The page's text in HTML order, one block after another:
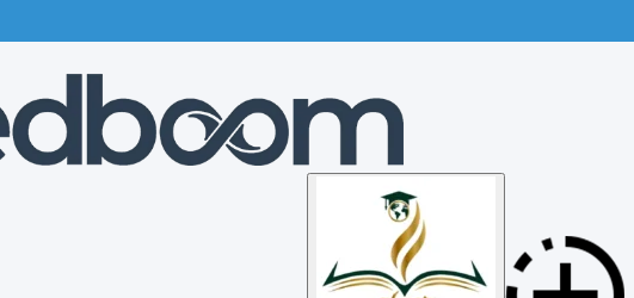
Skip